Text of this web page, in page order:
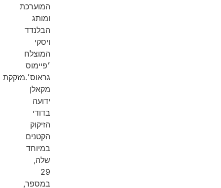
המוערכת
ומותג
הבלנדד
ויסקי
המוצלח
׳פיימוס
גראוס׳.מזקקת
מקאלן
ידועה
בדודי
הזיקוק
הקטנים
במיוחד
שלה,
29
במספר,